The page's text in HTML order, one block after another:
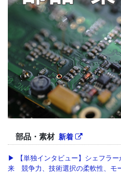
部品・素材 新着
▶ 【単独インタビュー】シェフラ
来 競争力、技術選択の柔軟性、モ